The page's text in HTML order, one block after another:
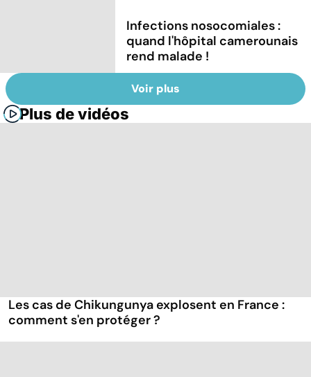
Infections nosocomiales :
quand l'hôpital camerounais
rend malade !
Voir plus
Plus de vidéos
Les cas de Chikungunya explosent en France :
comment s'en protéger ?